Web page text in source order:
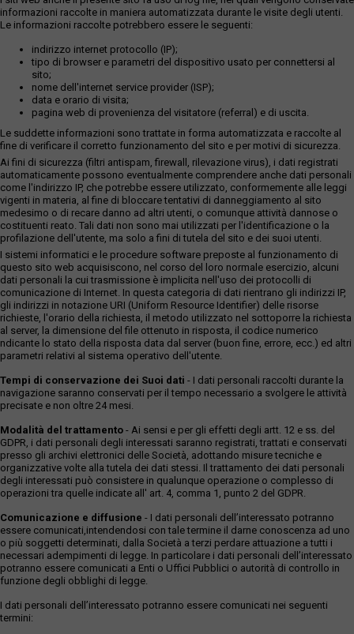
informazioni raccolte in maniera automatizzata durante le visite degli utenti.
Le informazioni raccolte potrebbero essere le seguenti:
indirizzo internet protocollo (IP);
tipo di browser e parametri del dispositivo usato per connettersi al
sito;
nome dell'internet service provider (ISP);
data e orario di visita;
pagina web di provenienza del visitatore (referral) e di uscita.
Le suddette informazioni sono trattate in forma automatizzata e raccolte al
fine di verificare il corretto funzionamento del sito e per motivi di sicurezza.
Ai fini di sicurezza (filtri antispam, firewall, rilevazione virus), i dati registrati
automaticamente possono eventualmente comprendere anche dati personali
come l'indirizzo IP, che potrebbe essere utilizzato, conformemente alle leggi
vigenti in materia, al fine di bloccare tentativi di danneggiamento al sito
medesimo o di recare danno ad altri utenti, o comunque attività dannose o
costituenti reato. Tali dati non sono mai utilizzati per l'identificazione o la
profilazione dell'utente, ma solo a fini di tutela del sito e dei suoi utenti.
I sistemi informatici e le procedure software preposte al funzionamento di
questo sito web acquisiscono, nel corso del loro normale esercizio, alcuni
dati personali la cui trasmissione è implicita nell'uso dei protocolli di
comunicazione di Internet. In questa categoria di dati rientrano gli indirizzi IP,
gli indirizzi in notazione URI (Uniform Resource Identifier) delle risorse
richieste, l'orario della richiesta, il metodo utilizzato nel sottoporre la richiesta
al server, la dimensione del file ottenuto in risposta, il codice numerico
ndicante lo stato della risposta data dal server (buon fine, errore, ecc.) ed altri
parametri relativi al sistema operativo dell'utente.
Tempi di conservazione dei Suoi dati - I dati personali raccolti durante la
navigazione saranno conservati per il tempo necessario a svolgere le attività
precisate e non oltre 24 mesi.
Modalità del trattamento - Ai sensi e per gli effetti degli artt. 12 e ss. del
GDPR, i dati personali degli interessati saranno registrati, trattati e conservati
presso gli archivi elettronici delle Società, adottando misure tecniche e
organizzative volte alla tutela dei dati stessi. Il trattamento dei dati personali
degli interessati può consistere in qualunque operazione o complesso di
operazioni tra quelle indicate all' art. 4, comma 1, punto 2 del GDPR.
Comunicazione e diffusione - I dati personali dell’interessato potranno
essere comunicati,intendendosi con tale termine il darne conoscenza ad uno
o più soggetti determinati, dalla Società a terzi perdare attuazione a tutti i
necessari adempimenti di legge. In particolare i dati personali dell’interessato
potranno essere comunicati a Enti o Uffici Pubblici o autorità di controllo in
funzione degli obblighi di legge.
I dati personali dell’interessato potranno essere comunicati nei seguenti
termini: